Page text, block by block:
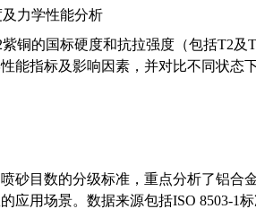
力学性能分析
铜的国标硬度和抗拉强度（包括T2及
能指标及影响因素，并对比不同状态
砂目数的分级标准，重点分析了铝合
应用场景。数据来源包括ISO 8503-1